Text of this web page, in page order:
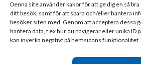
Denna site använder kakor för att ge dig en så
ditt besök, samt för att spara och/eller hantera
besöker siten med. Genom att acceptera dessa
hantera data, t ex hur du navigerar eller unika ID
kan inverka negativt på hemsidans funktionalitet.
Genom att kryssa i rutan godkänner
kontaktuppgifter